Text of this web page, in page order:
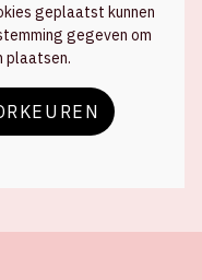
geplaatst kunnen
gegeven om
plaatsen.